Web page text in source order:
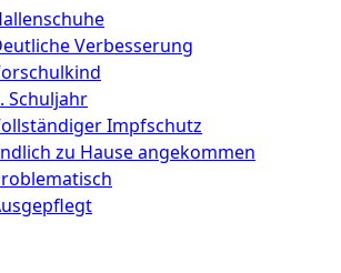
Verbesserung
Schuljahr
Impfschutz
zu Hause angekommen